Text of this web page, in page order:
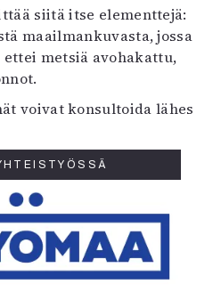
siitä itse elementtejä:
maailmankuvasta, jossa
metsiä avohakattu,
voivat konsultoida lähes